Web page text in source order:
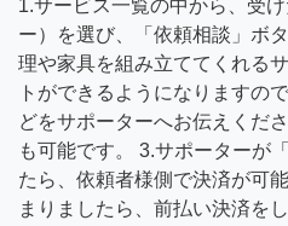
1.サービス一覧の中から、受
ー）を選び、「依頼相談」ボ
理や家具を組み立ててくれる
トができるようになりますの
どをサポーターへお伝えくだ
も可能です。 3.サポーターが
たら、依頼者様側で決済が可
まりましたら、前払い決済を